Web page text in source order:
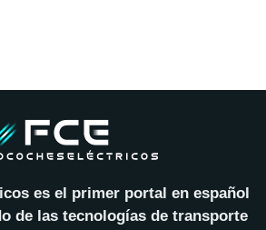
es el primer portal en español
de las tecnologías de transporte